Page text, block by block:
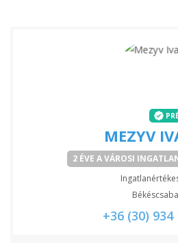
MEZYV
2 ÉVE A VÁROSI
Békéscsaba
+36 (30) 934